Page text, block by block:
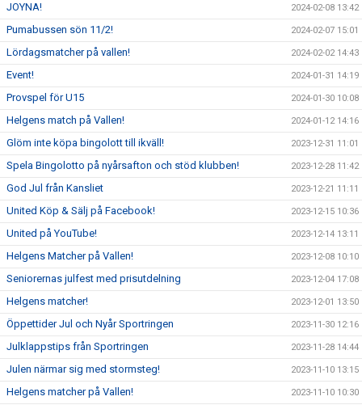
JOYNA! 2024-02-08 13:42
Pumabussen sön 11/2! 2024-02-07 15:01
Lördagsmatcher på vallen! 2024-02-02 14:43
Event! 2024-01-31 14:19
Provspel för U15 2024-01-30 10:08
Helgens match på Vallen! 2024-01-12 14:16
Glöm inte köpa bingolott till ikväll! 2023-12-31 11:01
Spela Bingolotto på nyårsafton och stöd klubben! 2023-12-28 11:42
God Jul från Kansliet 2023-12-21 11:11
United Köp & Sälj på Facebook! 2023-12-15 10:36
United på YouTube! 2023-12-14 13:11
Helgens Matcher på Vallen! 2023-12-08 10:10
Seniorernas julfest med prisutdelning 2023-12-04 17:08
Helgens matcher! 2023-12-01 13:50
Öppettider Jul och Nyår Sportringen 2023-11-30 12:16
Julklappstips från Sportringen 2023-11-28 14:44
Julen närmar sig med stormsteg! 2023-11-10 13:15
Helgens matcher på Vallen! 2023-11-10 10:30